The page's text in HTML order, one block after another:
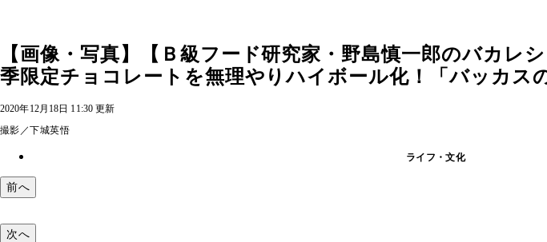
【画像・写真】【Ｂ級フード研究家・野島慎一郎のバカレ
季限定チョコレートを無理やりハイボール化！「バッカス
2020年12月18日 11:30 更新
撮影／下城英悟
ライフ・文化
前へ
次へ